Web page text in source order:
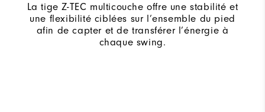
La tige Z-TEC multicouche offre une stabilité et
une flexibilité ciblées sur l’ensemble du pied
afin de capter et de transférer l’énergie à
chaque swing.